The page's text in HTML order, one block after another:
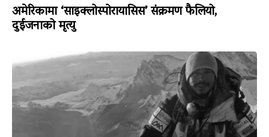
अमेरिकामा ‘साइक्लोस्पोरायासिस’ संक्रमण फैलियो,
दुईजनाको मृत्यु